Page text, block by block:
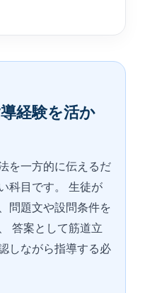
経験を活か
を一方的に伝えるだ
科目です。 生徒が
問題文や設問条件を
答案として筋道立
しながら指導する必